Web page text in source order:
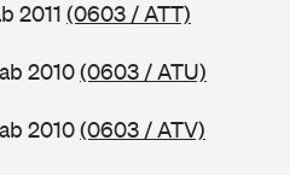
2011 (0603 / ATT)
2010(0603 / ATU)
2010(0603 / ATV)